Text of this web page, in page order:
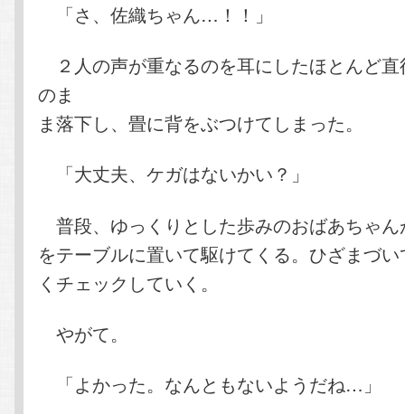
「さ、佐織ちゃん…！！」
２人の声が重なるのを耳にしたほとんど
のま
ま落下し、畳に背をぶつけてしまった。
「大丈夫、ケガはないかい？」
普段、ゆっくりとした歩みのおばあちゃ
をテーブルに置いて駆けてくる。ひざまづ
くチェックしていく。
やがて。
「よかった。なんともないようだね…」